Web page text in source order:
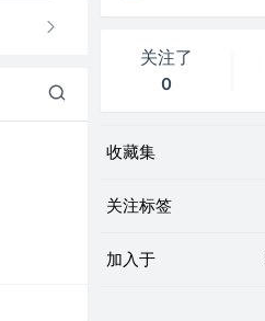
关注了
0
收藏集
关注标签
加入于